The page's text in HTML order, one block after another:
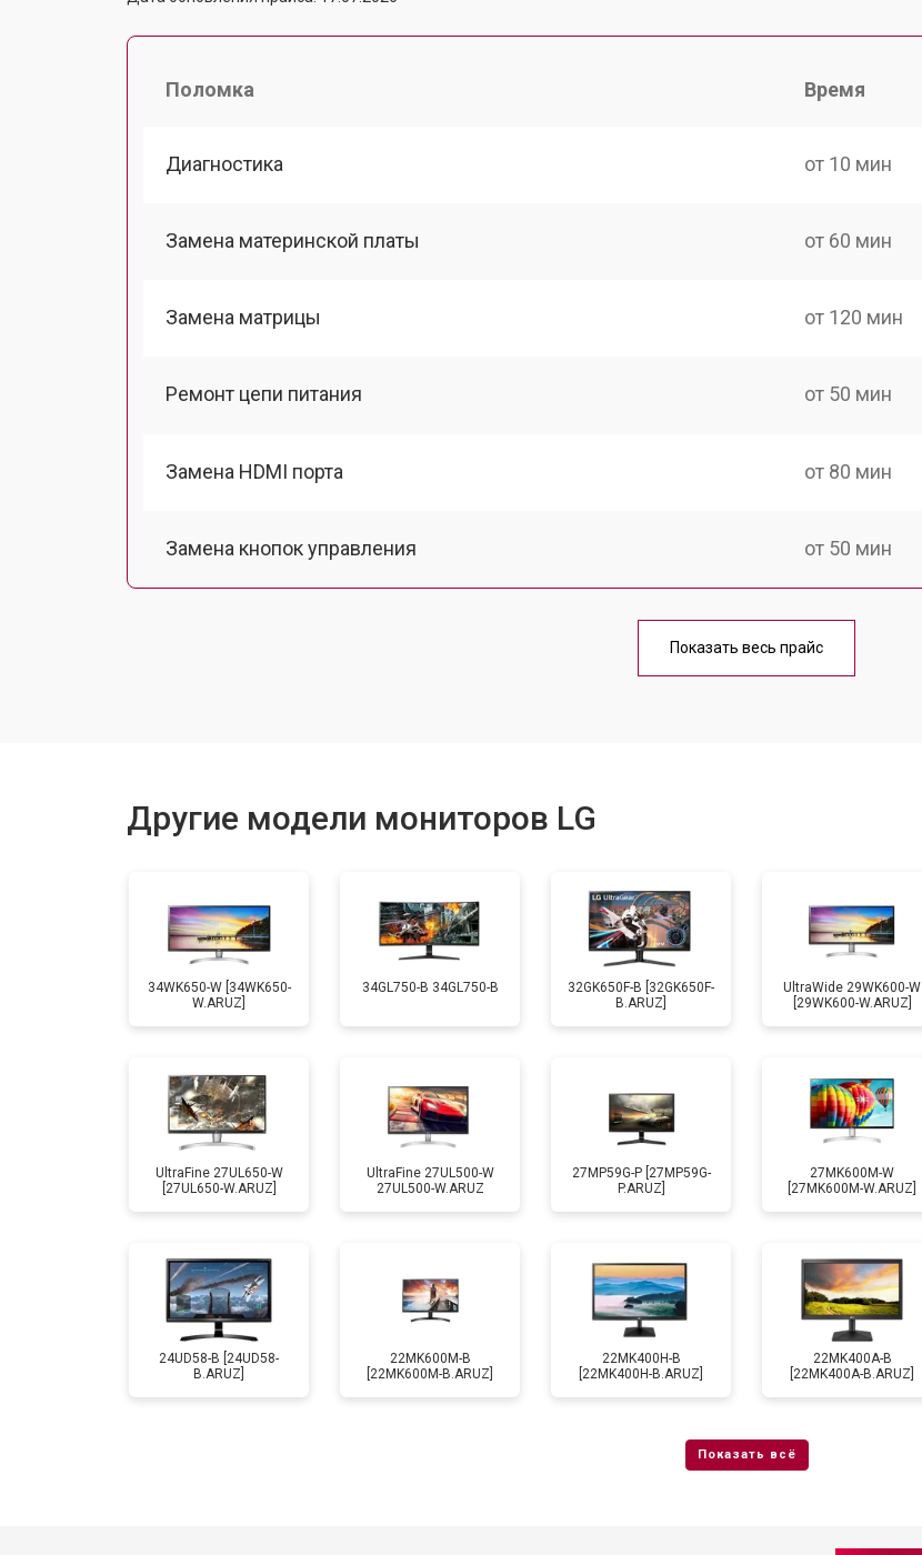
Поломка Время
Диагностика от 10 мин
Замена материнской платы от 60 мин
Замена матрицы от 120 мин
Ремонт цепи питания от 50 мин
Замена HDMI порта от 80 мин
Замена кнопок управления от 50 мин
от 80 мин
Показать весь прайс
Другие модели мониторов LG
34WK650-W [34WK650-
W.ARUZ]
34GL750-B 34GL750-B
32GK650F-B [32GK650F-
B.ARUZ]
UltraWide 29WK600-W
[29WK600-W.ARUZ]
UltraFine 27UL650-W
[27UL650-W.ARUZ]
UltraFine 27UL500-W
27UL500-W.ARUZ
27MP59G-P [27MP59G-
P.ARUZ]
27MK600M-W
[27MK600M-W.ARUZ]
24UD58-B [24UD58-
B.ARUZ]
22MK600M-B
[22MK600M-B.ARUZ]
22MK400H-B
[22MK400H-B.ARUZ]
22MK400A-B
[22MK400A-B.ARUZ]